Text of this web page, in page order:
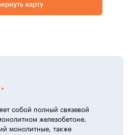
карту
собой полный связевой
железобетоне.
монолитные, также